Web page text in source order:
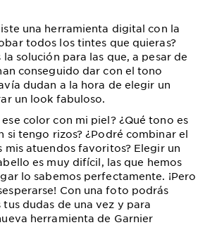
una herramienta digital con la
todos los tintes que quieras?
la solución para las que, a pesar de
conseguido dar con el tono
dudan a la hora de elegir un
un look fabuloso.
color con mi piel? ¿Qué tono es
si tengo rizos? ¿Podré combinar el
atuendos favoritos? Elegir un
es muy difícil, las que hemos
lo sabemos perfectamente. ¡Pero
Con una foto podrás
dudas de una vez y para
herramienta de Garnier